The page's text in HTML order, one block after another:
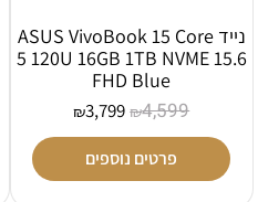
נייד ASUS VivoBook 15 Core
5 120U 16GB 1TB NVME 15.6
FHD Blue
₪4,599
₪3,799
פרטים נוספים